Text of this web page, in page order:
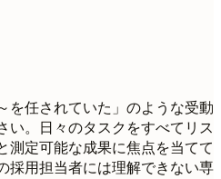
を任されていた」のような受動
い。日々のタスクをすべてリス
測定可能な成果に焦点を当てて
採用担当者には理解できない専